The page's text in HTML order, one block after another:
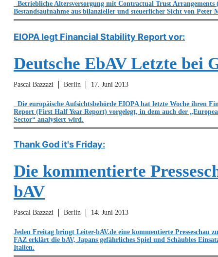
Betriebliche Altersversorgung mit Contractual Trust Arrangements
Bestandsaufnahme aus bilanzieller und steuerlicher Sicht von Peter
EIOPA legt Financial Stability Report vor:
Deutsche EbAV Letzte bei
Pascal Bazzazi Berlin 17. Juni 2013
Die europäische Aufsichtsbehörde EIOPA hat letzte Woche ihren
Report (First Half Year Report) vorgelegt, in dem auch der
Sector“ analysiert wird.
Thank God it's Friday:
Die kommentierte
bAV
Pascal Bazzazi Berlin 14. Juni 2013
Jeden Freitag bringt Leiter-bAV.de eine kommentierte Presseschau
FAZ erklärt die bAV, Japans gefährliches Spiel und Schäubles
Italien.